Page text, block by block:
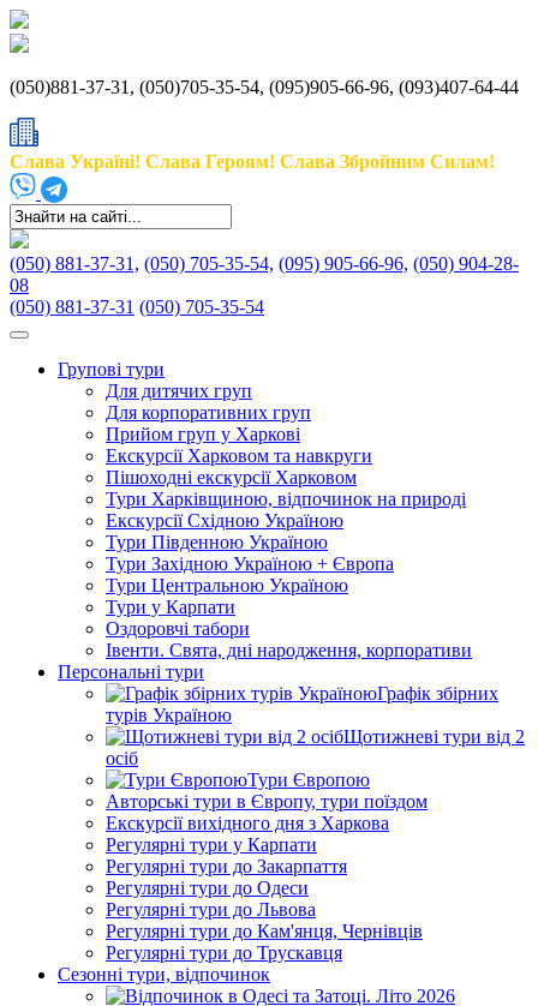
(050)881-37-31, (050)705-35-54, (095)905-66-96, (093)407-64-44
Слава Україні! Слава Героям! Слава Збройним Силам!
(050) 881-37-31, (050) 705-35-54, (095) 905-66-96, (050) 904-28-
08
(050) 881-37-31 (050) 705-35-54
Групові тури
Для дитячих груп
Для корпоративних груп
Прийом груп у Харкові
Екскурсії Харковом та навкруги
Пішоходні екскурсії Харковом
Тури Харківщиною, відпочинок на природі
Екскурсії Східною Україною
Тури Південною Україною
Тури Західною Україною + Європа
Тури Центральною Україною
Тури у Карпати
Оздоровчі табори
Івенти. Свята, дні народження, корпоративи
Персональні тури
Графік збірних
турів Україною
Щотижневі тури від 2
осіб
Тури Європою
Авторські тури в Європу, тури поїздом
Екскурсії вихідного дня з Харкова
Регулярні тури у Карпати
Регулярні тури до Закарпаття
Регулярні тури до Одеси
Регулярні тури до Львова
Регулярні тури до Кам'янця, Чернівців
Регулярні тури до Трускавця
Сезонні тури, відпочинок